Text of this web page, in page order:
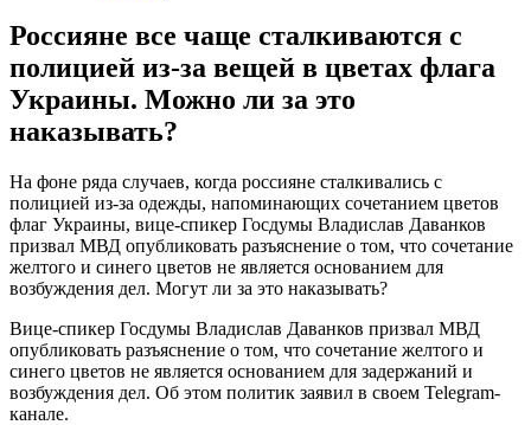
Россияне все чаще сталкиваются с
полицией из-за вещей в цветах флага
Украины. Можно ли за это
наказывать?
На фоне ряда случаев, когда россияне сталкивались с
полицией из-за одежды, напоминающих сочетанием цветов
флаг Украины, вице-спикер Госдумы Владислав Даванков
призвал МВД опубликовать разъяснение о том, что сочетание
желтого и синего цветов не является основанием для
возбуждения дел. Могут ли за это наказывать?
Вице-спикер Госдумы Владислав Даванков призвал МВД
опубликовать разъяснение о том, что сочетание желтого и
синего цветов не является основанием для задержаний и
возбуждения дел. Об этом политик заявил в своем Telegram-
канале.